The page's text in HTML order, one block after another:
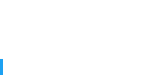
Life Guarulhos